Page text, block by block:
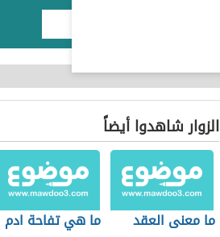
الزوار شاهدوا أيضاً
ما معنى العقد ما هي تفاحة ادم